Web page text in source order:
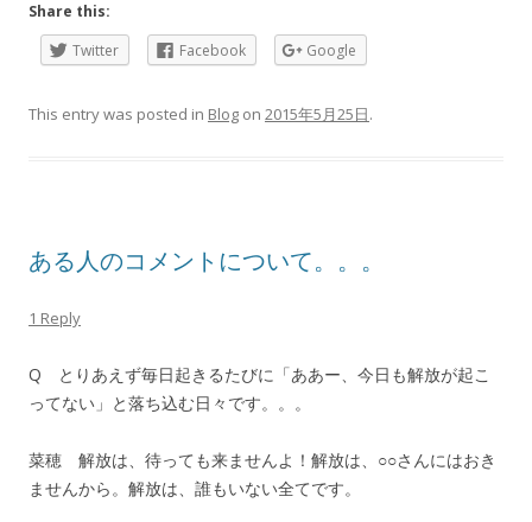
Share this:
Twitter
Facebook Google
This entry was posted in Blog on 2015年5月25日.
ある人のコメントについて。。。
1 Reply
Q とりあえず毎日起きるたびに「ああー、今日も解放が起こ
ってない」と落ち込む日々です。。。
菜穂 解放は、待っても来ませんよ！解放は、○○さんにはおき
ませんから。解放は、誰もいない全てです。